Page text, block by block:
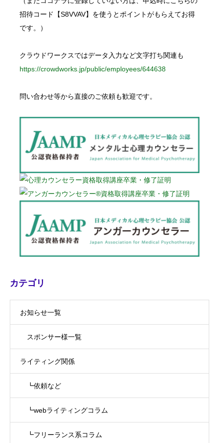
招待コード【S8VVAV】を使うとポイントがもらえてお得
です。）
クラウドワークスではデータ入力など文字打ち関連も
https://crowdworks.jp/public/employees/644638
問い合わせ等から直接のご依頼も歓迎です。
カテゴリ
お知らせ一覧
スポンサー様一覧
ライティング関係
┗依頼など
┗webライティングコラム
┗フリーランス系コラム